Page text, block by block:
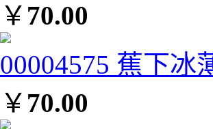
￥ 70.00
00004575 蕉下冰
￥ 70.00